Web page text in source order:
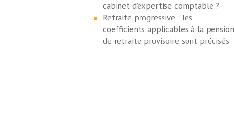
cabinet d’expertise comptable ?
Retraite progressive : les
coefficients applicables à la pension
de retraite provisoire sont précisés